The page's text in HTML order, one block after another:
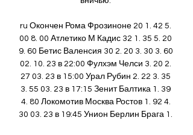
ru Окончен Рома Фрозиноне 20 1. 42 5.
00 8. 00 Атлетико М Кадис 32 1. 35 5. 20
9. 60 Бетис Валенсия 30 2. 20 3. 30 3. 60
02. 10. 23 в 22:00 Фулхэм Челси 3. 20 2.
27 03. 23 в 15:00 Урал Рубин 2. 22 3. 35
3. 55 03. 23 в 17:15 Зенит Балтика 1. 39
4. 80 Локомотив Москва Ростов 1. 92 4.
30 03. 23 в 19:45 Унион Берлин Брага 1.